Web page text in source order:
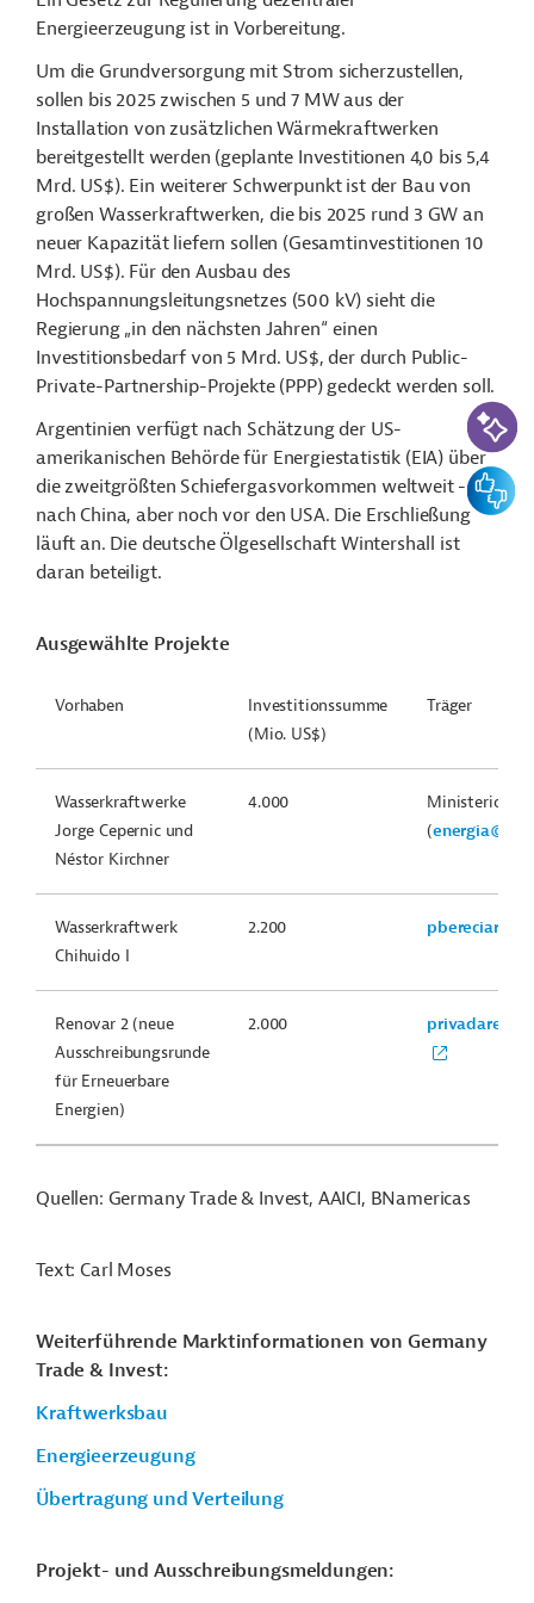
Energieerzeugung ist in Vorbereitung.
Um die Grundversorgung mit Strom sicherzustellen,
sollen bis 2025 zwischen 5 und 7 MW aus der
Installation von zusätzlichen Wärmekraftwerken
bereitgestellt werden (geplante Investitionen 4,0 bis 5,4
Mrd. US$). Ein weiterer Schwerpunkt ist der Bau von
großen Wasserkraftwerken, die bis 2025 rund 3 GW an
neuer Kapazität liefern sollen (Gesamtinvestitionen 10
Mrd. US$). Für den Ausbau des
Hochspannungsleitungsnetzes (500 kV) sieht die
Regierung „in den nächsten Jahren“ einen
Investitionsbedarf von 5 Mrd. US$, der durch Public-
Private-Partnership-Projekte (PPP) gedeckt werden soll.
Argentinien verfügt nach Schätzung der US-
amerikanischen Behörde für Energiestatistik (EIA) über
die zweitgrößten Schiefergasvorkommen weltweit -
nach China, aber noch vor den USA. Die Erschließung
läuft an. Die deutsche Ölgesellschaft Wintershall ist
daran beteiligt.
Ausgewählte Projekte
Vorhaben
Investitionssumme
(Mio. US$)
Träger
Wasserkraftwerke
Jorge Cepernic und
Néstor Kirchner
4.000
Ministerio de
(
Wasserkraftwerk
Chihuido I
2.200
Renovar 2 (neue
Ausschreibungsrunde
für Erneuerbare
Energien)
2.000
Quellen: Germany Trade & Invest, AAICI, BNamericas
Text: Carl Moses
Weiterführende Marktinformationen von Germany
Trade & Invest:
Kraftwerksbau
Energieerzeugung
Übertragung und Verteilung
Projekt- und Ausschreibungsmeldungen:
KI-